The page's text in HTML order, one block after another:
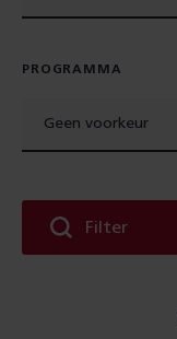
PROGRAMMA
Geen voorkeur
Filter